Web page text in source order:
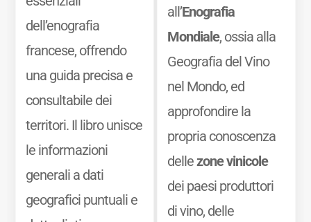
dell’enografia
francese, offrendo
una guida precisa e
consultabile dei
territori. Il libro unisce
le informazioni
generali a dati
geografici puntuali e
all’Enografia
Mondiale, ossia alla
Geografia del Vino
nel Mondo, ed
approfondire la
propria conoscenza
dellezone vinicole
dei paesi produttori
di vino, delle